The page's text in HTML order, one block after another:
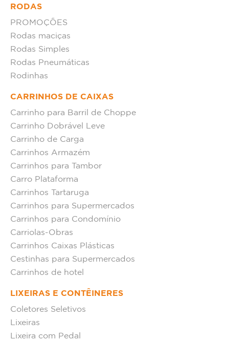
RODAS
PROMOÇÕES
Rodas maciças
Rodas Simples
Rodas Pneumáticas
Rodinhas
CARRINHOS DE CAIXAS
Carrinho para Barril de Choppe
Carrinho Dobrável Leve
Carrinho de Carga
Carrinhos Armazém
Carrinhos para Tambor
Carro Plataforma
Carrinhos Tartaruga
Carrinhos para Supermercados
Carrinhos para Condomínio
Carriolas-Obras
Carrinhos Caixas Plásticas
Cestinhas para Supermercados
Carrinhos de hotel
LIXEIRAS E CONTÊINERES
Coletores Seletivos
Lixeiras
Lixeira com Pedal